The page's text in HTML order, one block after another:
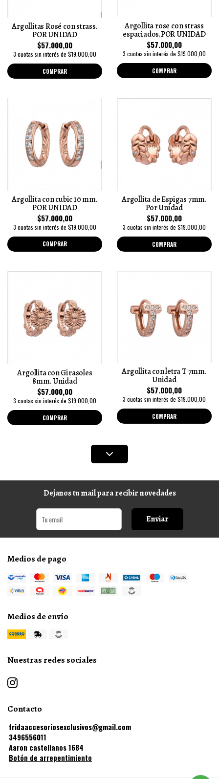
Argollitas Rosé con strass.
POR UNIDAD
$57.000,00
3 cuotas sin interés de $19.000,00
COMPRAR
Argollita rose con strass
espaciados.POR UNIDAD
$57.000,00
3 cuotas sin interés de $19.000,00
COMPRAR
Argollita con cubic 10 mm.
POR UNIDAD
$57.000,00
3 cuotas sin interés de $19.000,00
COMPRAR
Argollita de Espigas 7mm.
Por Unidad
$57.000,00
3 cuotas sin interés de $19.000,00
COMPRAR
Argollita con Girasoles
8mm. Unidad
$57.000,00
3 cuotas sin interés de $19.000,00
COMPRAR
Argollita con letra T 7mm.
Unidad
$57.000,00
3 cuotas sin interés de $19.000,00
COMPRAR
Dejanos tu mail para recibir novedades
Enviar
Medios de pago
Medios de envío
Nuestras redes sociales
Contacto
fridaaccesoriosexclusivos@gmail.com
3496556011
Aaron castellanos 1684
Botón de arrepentimiento